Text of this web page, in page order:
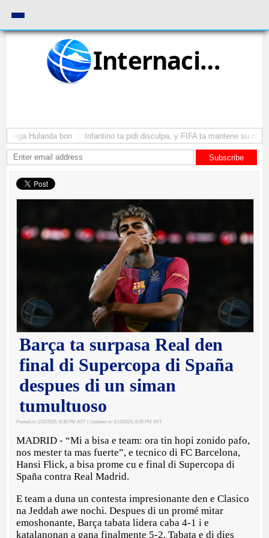
Internacional
yega Hulanda bon Infantino ta pidi disculpa, y FIFA ta mantene su como
Subscribe
Barça ta surpasa Real den
final di Supercopa di Spaña
despues di un siman
tumultuoso
Posted on 1/12/2025, 8:38 PM AST | Updated on 1/12/2025, 8:39 PM AST
MADRID - “Mi a bisa e team: ora tin hopi zonido pafo,
nos mester ta mas fuerte”, e tecnico di FC Barcelona, ​​
Hansi Flick, a bisa prome cu e final di Supercopa di
Spaña contra Real Madrid.
E team a duna un contesta impresionante den e Clasico
na Jeddah awe nochi. Despues di un promé mitar
emoshonante, Barça tabata lidera caba 4-1 i e
katalanonan a gana finalmente 5-2. Tabata e di dies